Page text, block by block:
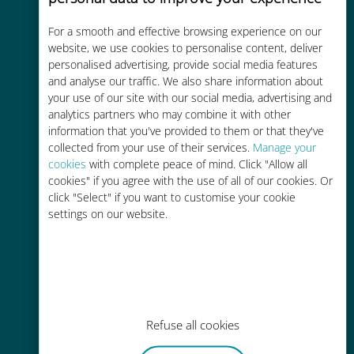
For a smooth and effective browsing experience on our
website, we use cookies to personalise content, deliver
personalised advertising, provide social media features
and analyse our traffic. We also share information about
your use of our site with our social media, advertising and
analytics partners who may combine it with other
information that you've provided to them or that they've
collected from your use of their services. Manage your
cookies with complete peace of mind. Click "Allow all
cookies" if you agree with the use of all of our cookies. Or
click "Select" if you want to customise your cookie
settings on our website.
Refuse all cookies
Kostengünstig
Bis zu 90 % günstiger als Roaming-
Gebühren bei Ihrem bisherigen
Anbieter
Einfaches Aufladen